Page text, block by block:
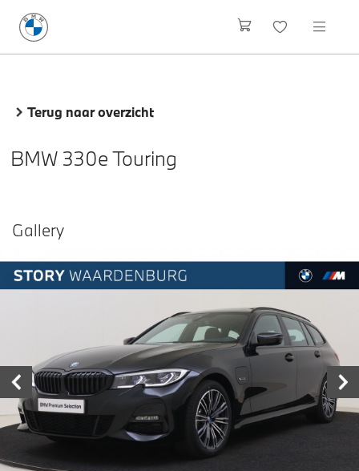
Terug naar overzicht
BMW 330e Touring
Gallery